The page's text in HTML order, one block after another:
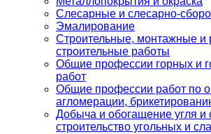
Слесарные и слесарно-
Эмалирование
Строительные, монтажные и
строительные работы
Общие профессии горных и
работ
Общие профессии работ по
агломерации,
Добыча и обогащение угля и
строительство угольных и